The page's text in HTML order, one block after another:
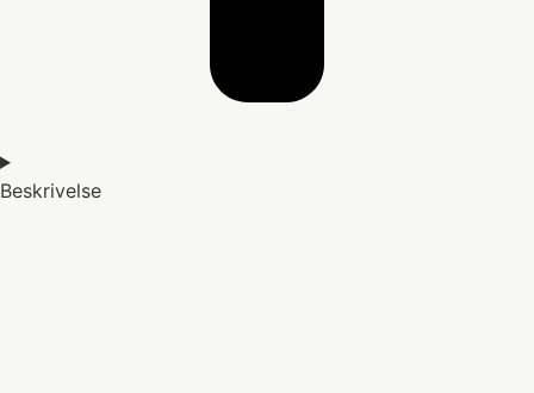
Beskrivelse